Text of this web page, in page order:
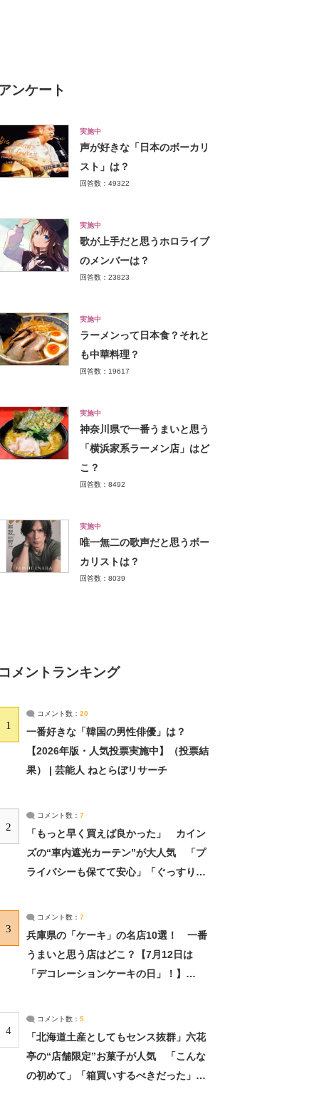
アンケート
実施中
声が好きな「日本のボーカリ
スト」は？
回答数：49322
実施中
歌が上手だと思うホロライブ
のメンバーは？
回答数：23823
実施中
ラーメンって日本食？それと
も中華料理？
回答数：19617
実施中
神奈川県で一番うまいと思う
「横浜家系ラーメン店」はど
こ？
回答数：8492
実施中
唯一無二の歌声だと思うボー
カリストは？
回答数：8039
コメントランキング
1
コメント数： 20
一番好きな「韓国の男性俳優」は？
【2026年版・人気投票実施中】（投票結
果） | 芸能人 ねとらぼリサーチ
2
コメント数： 7
「もっと早く買えば良かった」 カイン
ズの“車内遮光カーテン”が大人気 「プ
ライバシーも保てて安心」「ぐっすり眠
3
コメント数： 7
兵庫県の「ケーキ」の名店10選！ 一番
うまいと思う店はどこ？【7月12日は
「デコレーションケーキの日」！】
4
コメント数： 5
「北海道土産としてもセンス抜群」六花
亭の“店舗限定”お菓子が人気 「こんな
の初めて」「箱買いするべきだった」